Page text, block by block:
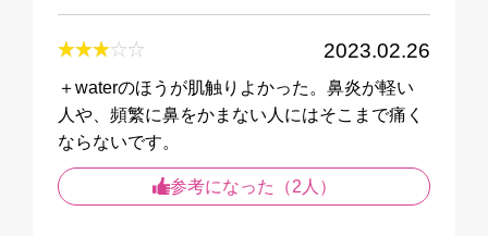
2023.02.26
＋waterのほうが肌触りよかった。鼻炎が軽い
人や、頻繁に鼻をかまない人にはそこまで痛く
ならないです。
参考になった（2人）